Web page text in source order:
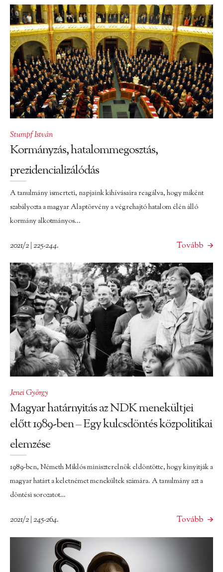
Stumpf István
Kormányzás, hatalommegosztás,
prezidencializálódás
A tanulmány ismerteti, napjaink kihívásaira reagálva, hogy miként
szabályozta a magyar Alaptörvény a végrehajtó hatalom élén álló
kormány alkotmányos...
2021/2 | 225-244. Tovább
Jenei György
Magyar határnyitás az NDK menekültjei
előtt 1989-ben – Egy kulcsdöntés közpolitikai
elemzése
1989-ben, Németh Miklós miniszterelnök eldöntötte, hogy kinyitják a
magyar határt a keletnémet menekültek számára. A tanulmány azt a
döntési sorozatot…
2021/2 | 245-264. Tovább